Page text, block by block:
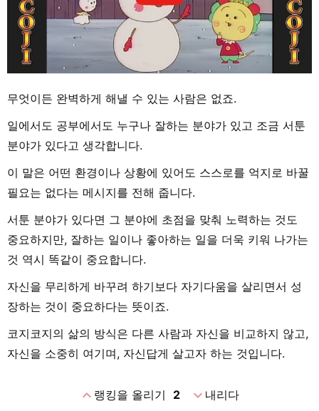
무엇이든 완벽하게 해낼 수 있는 사람은 없죠.
일에서도 공부에서도 누구나 잘하는 분야가 있고 조금 서툰
분야가 있다고 생각합니다.
이 말은 어떤 환경이나 상황에 있어도 스스로를 억지로 바꿀
필요는 없다는 메시지를 전해 줍니다.
서툰 분야가 있다면 그 분야에 초점을 맞춰 노력하는 것도
중요하지만, 잘하는 일이나 좋아하는 일을 더욱 키워 나가는
것 역시 똑같이 중요합니다.
자신을 무리하게 바꾸려 하기보다 자기다움을 살리면서 성
장하는 것이 중요하다는 뜻이죠.
코지코지의 삶의 방식은 다른 사람과 자신을 비교하지 않고,
자신을 소중히 여기며, 자신답게 살고자 하는 것입니다.
expand_less랭킹을 올리기 2 expand_more내리다